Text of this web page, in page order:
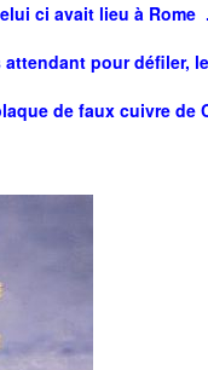
ci avait lieu à
pour défiler,
de faux cuivre de